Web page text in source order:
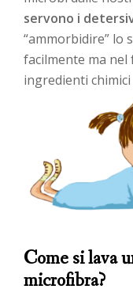
servono i
“ammorbidire” lo
facilmente ma
ingredienti
Come si lava
microfibra?